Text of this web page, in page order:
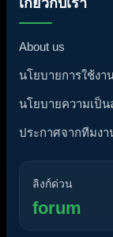
เกี่ยวกับเรา
About us
นโยบายการใช้งา
นโยบายความเป็
ประกาศจากทีมงา
ลิงก์ด่วน
forum